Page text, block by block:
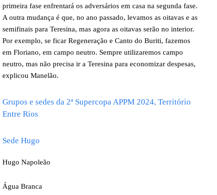
primeira fase enfrentará os adversários em casa na segunda fase.
A outra mudança é que, no ano passado, levamos as oitavas e as
semifinais para Teresina, mas agora as oitavas serão no interior.
Por exemplo, se ficar Regeneração e Canto do Buriti, fazemos
em Floriano, em campo neutro. Sempre utilizaremos campo
neutro, mas não precisa ir a Teresina para economizar despesas,
explicou Manelão.
Grupos e sedes da 2ª Supercopa APPM 2024, Território
Entre Rios
Sede Hugo
Hugo Napoleão
Água Branca